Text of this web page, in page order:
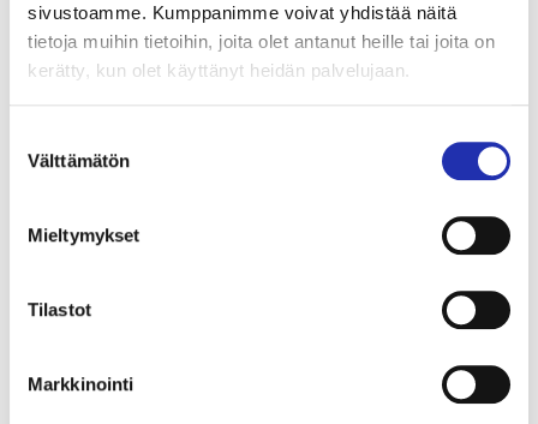
sivustoamme. Kumppanimme voivat yhdistää näitä
tietoja muihin tietoihin, joita olet antanut heille tai joita on
kerätty, kun olet käyttänyt heidän palvelujaan.
valinta
Välttämätön
Mieltymykset
Tilastot
Markkinointi
hintaan)
Mininimissään 20 henkilön ryhmille tarjoilemme
Muumibuffet-menun. Tilaus väh. 7 arkipäivää ennen
Kiinnostuitko? Ole yhteydessä